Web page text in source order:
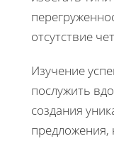
отсутствие
Изучение
послужить
создания
предложения,